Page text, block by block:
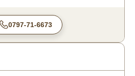
0797-71-6673